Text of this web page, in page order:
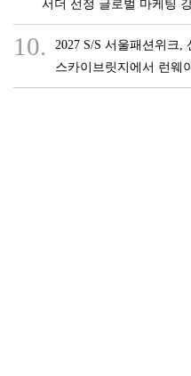
서더 선정 글로벌 마케팅
10.
2027 S/S 서울패션위크,
스카이브릿지에서 런웨